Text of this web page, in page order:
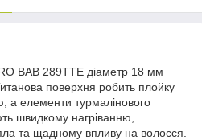
BAB 289TTE діаметр 18 мм
поверхня робить плойку
а елементи турмалінового
швидкому нагріванню,
та щадному впливу на волосся.